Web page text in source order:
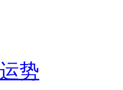
势